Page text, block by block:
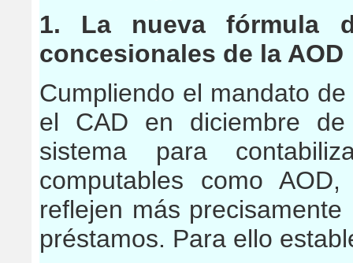
1. La nueva fórmula
concesionales de la AOD
Cumpliendo el mandato
el CAD en diciembre
sistema para
computables como
reflejen más
préstamos. Para ello